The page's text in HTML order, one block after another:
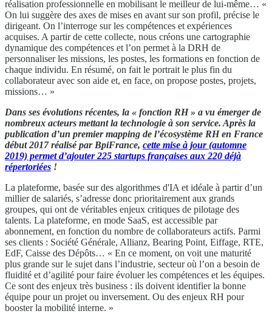
réalisation professionnelle en mobilisant le meilleur de lui-même… «
On lui suggère des axes de mises en avant sur son profil, précise le
dirigeant. On l’interroge sur les compétences et expériences
acquises. A partir de cette collecte, nous créons une cartographie
dynamique des compétences et l’on permet à la DRH de
personnaliser les missions, les postes, les formations en fonction de
chaque individu. En résumé, on fait le portrait le plus fin du
collaborateur avec son aide et, en face, on propose postes, projets,
missions… »
Dans ses évolutions récentes, la « fonction RH » a vu émerger de
nombreux acteurs mettant la technologie à son service. Après la
publication d’un premier mapping de l’écosystème RH en France
début 2017 réalisé par BpiFrance, cette mise à jour (automne
2019) permet d’ajouter 225 startups françaises aux 220 déjà
répertoriées !
La plateforme, basée sur des algorithmes d'IA et idéale à partir d’un
millier de salariés, s’adresse donc prioritairement aux grands
groupes, qui ont de véritables enjeux critiques de pilotage des
talents. La plateforme, en mode SaaS, est accessible par
abonnement, en fonction du nombre de collaborateurs actifs. Parmi
ses clients : Société Générale, Allianz, Bearing Point, Eiffage, RTE,
EdF, Caisse des Dépôts… « En ce moment, on voit une maturité
plus grande sur le sujet dans l’industrie, secteur où l’on a besoin de
fluidité et d’agilité pour faire évoluer les compétences et les équipes.
Ce sont des enjeux très business : ils doivent identifier la bonne
équipe pour un projet ou inversement. Ou des enjeux RH pour
booster la mobilité interne. »